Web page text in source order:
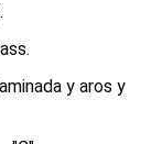
y aros y